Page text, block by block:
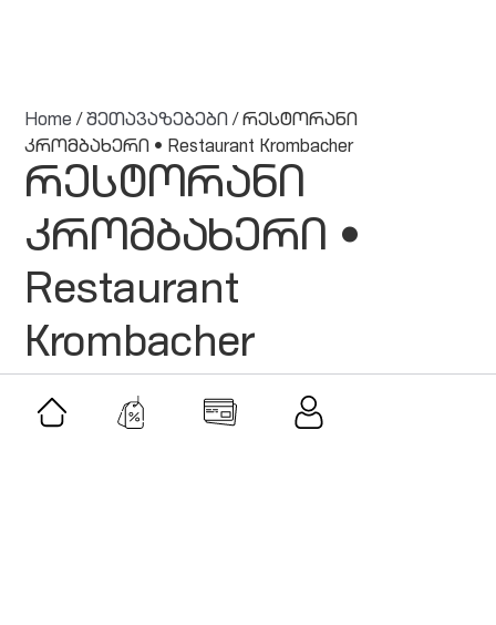
Home /შეთავაზებები / რესტორანი
კრომბახერი • Restaurant Krombacher
რესტორანი
კრომბახერი •
Restaurant
Krombacher